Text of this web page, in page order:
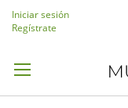
Iniciar sesión
Regístrate